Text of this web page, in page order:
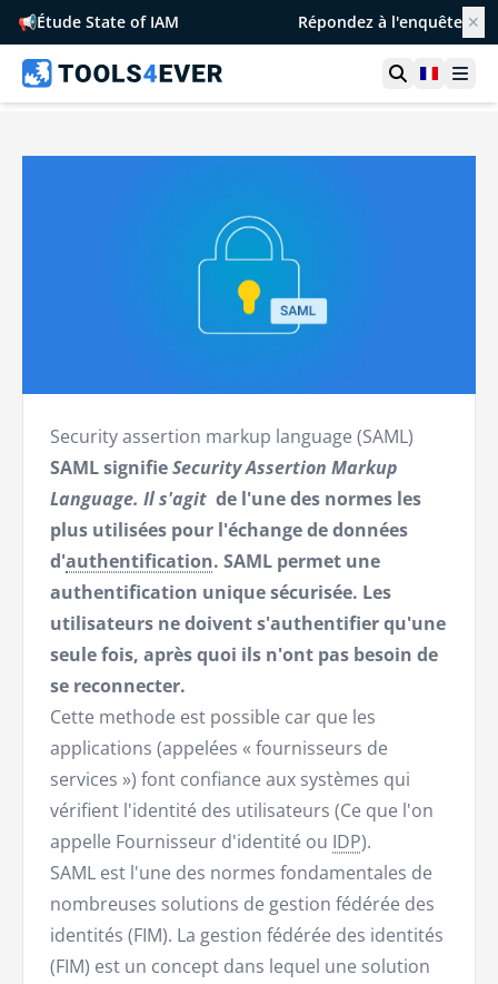
📢Étude State of IAM Répondez à l'enquête ✕
Ouvrir la
France
Security assertion markup language (SAML)
SAML signifieSecurity Assertion Markup
Language. Il s'agit de l'une des normes les
plus utilisées pour l'échange de données
d'authentification. SAML permet une
authentification unique sécurisée. Les
utilisateurs ne doivent s'authentifier qu'une
seule fois, après quoi ils n'ont pas besoin de
se reconnecter.
Cette methode est possible car que les
applications (appelées « fournisseurs de
services ») font confiance aux systèmes qui
vérifient l'identité des utilisateurs (Ce que l'on
appelle Fournisseur d'identité ou IDP).
SAML est l'une des normes fondamentales de
nombreuses solutions de gestion fédérée des
identités (FIM). La gestion fédérée des identités
(FIM) est un concept dans lequel une solution